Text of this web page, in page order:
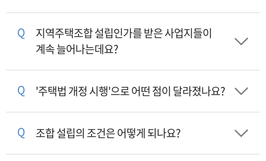
Q
지역주택조합 설립인가를 받은 사업지들이
계속 늘어나는데요?
Q '주택법 개정 시행'으로 어떤 점이 달라졌나요?
Q 조합 설립의 조건은 어떻게 되나요?